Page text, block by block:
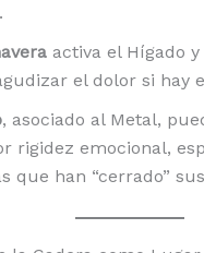
activa el Hígado y
el dolor si hay
, asociado al Metal,
rigidez emocional,
que han “cerrado”